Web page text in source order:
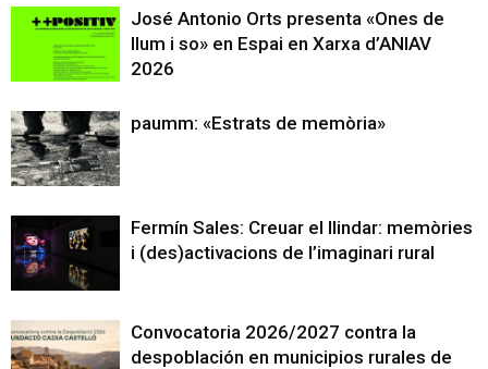
José Antonio Orts presenta «Ones de
llum i so» en Espai en Xarxa d’ANIAV
2026
paumm: «Estrats de memòria»
Fermín Sales: Creuar el llindar: memòries
i (des)activacions de l’imaginari rural
Convocatoria 2026/2027 contra la
despoblación en municipios rurales de